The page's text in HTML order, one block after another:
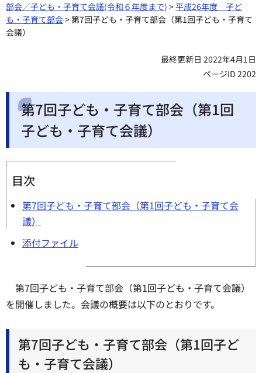
部会／子ども・子育て会議(令和６年度まで) >平成26年度 子ど
も・子育て部会> 第7回子ども・子育て部会（第1回子ども・子育て
会議）
最終更新日 2022年4月1日
ページID 2202
第7回子ども・子育て部会（第1回
子ども・子育て会議）
目次
第7回子ども・子育て部会（第1回子ども・子育て会
議）
添付ファイル
第7回子ども・子育て部会（第1回子ども・子育て会議）
を開催しました。会議の概要は以下のとおりです。
第7回子ども・子育て部会（第1回子ど
も・子育て会議）